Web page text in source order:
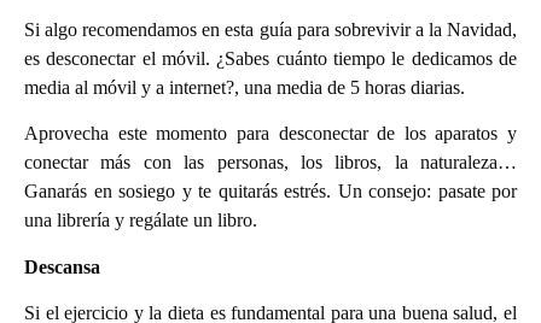
Si algo recomendamos en esta guía para sobrevivir a la Navidad,
es desconectar el móvil. ¿Sabes cuánto tiempo le dedicamos de
media al móvil y a internet?, una media de 5 horas diarias.
Aprovecha este momento para desconectar de los aparatos y
conectar más con las personas, los libros, la naturaleza…
Ganarás en sosiego y te quitarás estrés. Un consejo: pasate por
una librería y regálate un libro.
Descansa
Si el ejercicio y la dieta es fundamental para una buena salud, el